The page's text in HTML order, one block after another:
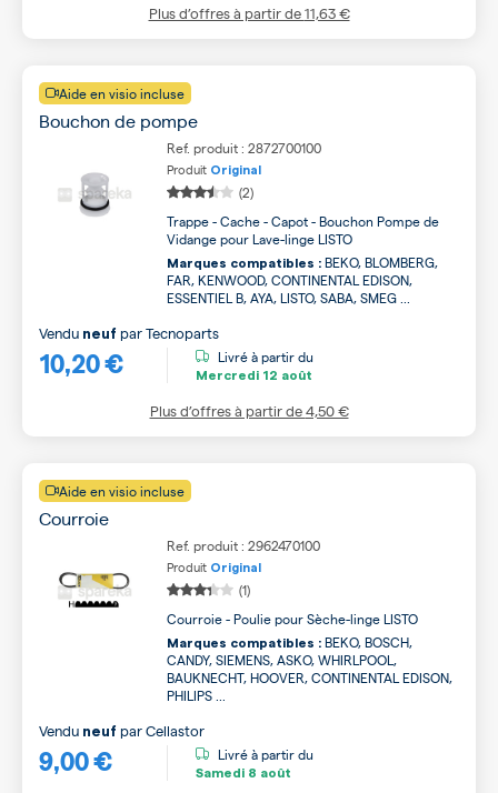
Plus d’offres à partir de11,63 €
Aide en visio incluse
Bouchon de pompe
Ref. produit : 2872700100
Produit Original
(2)
Trappe - Cache - Capot - Bouchon Pompe de
Vidange pour Lave-linge LISTO
Marques compatibles : BEKO, BLOMBERG,
FAR, KENWOOD, CONTINENTAL EDISON,
ESSENTIEL B, AYA, LISTO, SABA, SMEG ...
10,20 €
Vendu neuf parTecnoparts
Livré à partir du
Mercredi 12 août
Plus d’offres à partir de4,50 €
Aide en visio incluse
Courroie
Ref. produit : 2962470100
Produit Original
(1)
Courroie - Poulie pour Sèche-linge LISTO
Marques compatibles : BEKO, BOSCH,
CANDY, SIEMENS, ASKO, WHIRLPOOL,
BAUKNECHT, HOOVER, CONTINENTAL EDISON,
PHILIPS ...
9,00 €
Vendu neuf parCellastor
Livré à partir du
Samedi 8 août